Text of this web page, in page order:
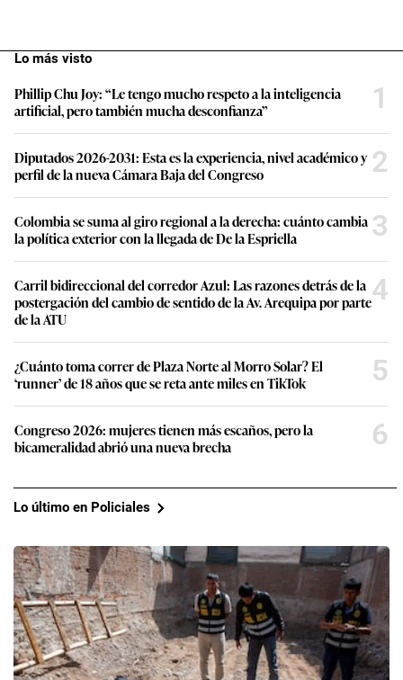
Lo más visto
Phillip Chu Joy: “Le tengo mucho respeto a la inteligencia
artificial, pero también mucha desconfianza”
1
Diputados 2026-2031: Esta es la experiencia, nivel académico y
perfil de la nueva Cámara Baja del Congreso
2
Colombia se suma al giro regional a la derecha: cuánto cambia
la política exterior con la llegada de De la Espriella
3
Carril bidireccional del corredor Azul: Las razones detrás de la
postergación del cambio de sentido de la Av. Arequipa por parte
de la ATU
4
¿Cuánto toma correr de Plaza Norte al Morro Solar? El
‘runner’ de 18 años que se reta ante miles en TikTok
5
Congreso 2026: mujeres tienen más escaños, pero la
bicameralidad abrió una nueva brecha
6
Lo último en Policiales